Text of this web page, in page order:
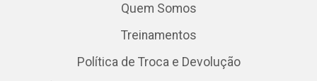
Quem Somos
Treinamentos
Política de Troca e Devolução